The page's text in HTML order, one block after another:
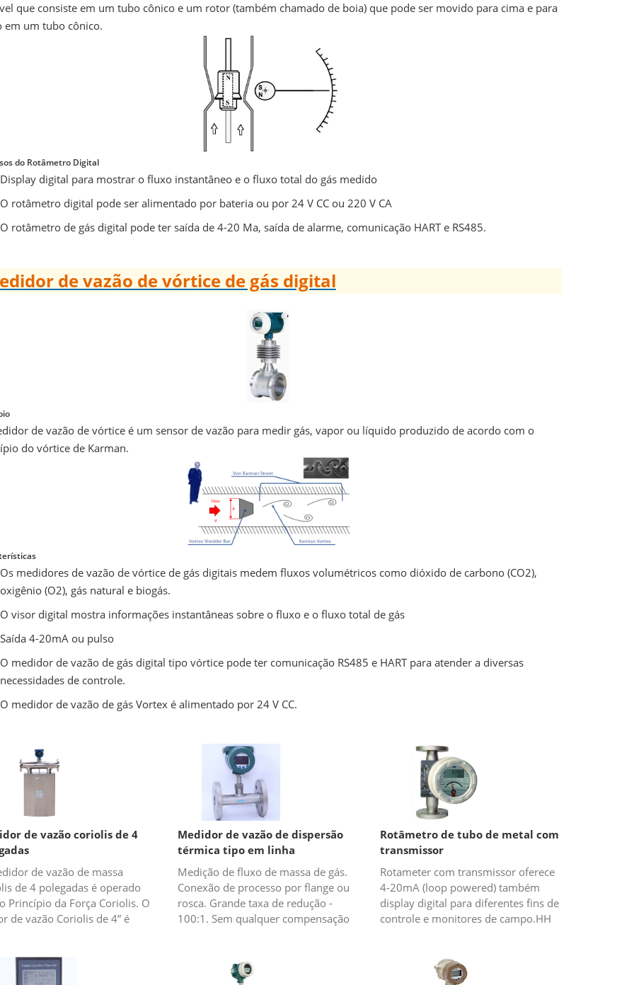
que consiste em um tubo cônico e um rotor (também chamado de boia) que pode ser movido para cima e para
em um tubo cônico.
do Rotâmetro Digital
Display digital para mostrar o fluxo instantâneo e o fluxo total do gás medido
O rotâmetro digital pode ser alimentado por bateria ou por 24 V CC ou 220 V CA
O rotâmetro de gás digital pode ter saída de 4-20 Ma, saída de alarme, comunicação HART e RS485.
de vazão de vórtice de gás digital
de vazão de vórtice é um sensor de vazão para medir gás, vapor ou líquido produzido de acordo com o
do vórtice de Karman.
Os medidores de vazão de vórtice de gás digitais medem fluxos volumétricos como dióxido de carbono (CO2),
oxigênio (O2), gás natural e biogás.
O visor digital mostra informações instantâneas sobre o fluxo e o fluxo total de gás
Saída 4-20mA ou pulso
O medidor de vazão de gás digital tipo vórtice pode ter comunicação RS485 e HART para atender a diversas
necessidades de controle.
O medidor de vazão de gás Vortex é alimentado por 24 V CC.
de vazão coriolis de 4
de vazão de massa
de 4 polegadas é operado
Princípio da Força Coriolis. O
de vazão Coriolis de 4” é
Medidor de vazão de dispersão
térmica tipo em linha
Medição de fluxo de massa de gás.
Conexão de processo por flange ou
rosca. Grande taxa de redução -
100:1. Sem qualquer compensação
Rotâmetro de tubo de metal com
transmissor
Rotameter com transmissor oferece
4-20mA (loop powered) também
display digital para diferentes fins de
controle e monitores de campo.HH